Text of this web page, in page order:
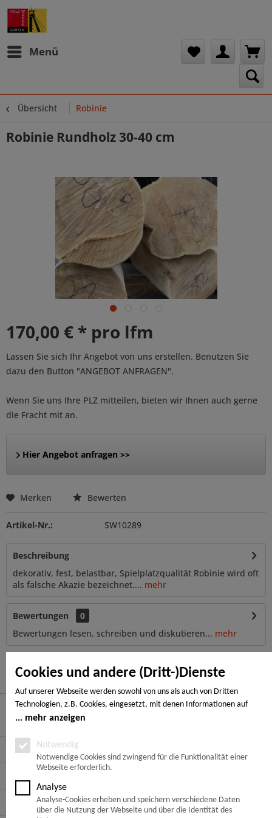
Cookies und andere (Dritt-)Dienste
Auf unserer Webseite werden sowohl von uns als auch von Dritten
Technologien, z.B. Cookies, eingesetzt, mit denen Informationen auf
Ihrem Endgerät gespeichert und/oder von Ihrem Endgerät abgerufen
Notwendige Cookies, Analyse-, Marketing- und Statistik-Cookies. Bei den
notwendigen Cookies handelt es sich um solche, die technisch notwendig
sind, um den von Ihnen gewünschten Dienst bereitzustellen, die übrigen
Cookies werden nur auf Grund einer von Ihnen erteilten Einwilligung
gesetzt. Die Einwilligung ist freiwillig. Personen, die das 16. Lebensjahr
noch nicht vollendet haben, benötigen die Zustimmung der
mehr anzeigen
Notwendig
Notwendige Cookies sind zwingend für die Funktionalität einer
Webseite erforderlich.
Analyse
Analyse-Cookies erheben und speichern verschiedene Daten
über die Nutzung der Webseite und über die Identität des
Menü
Übersicht Robinie
Robinie Rundholz 30-40 cm
170,00 € * pro lfm
Lassen Sie sich Ihr Angebot von uns erstellen. Benutzen Sie
dazu den Button "ANGEBOT ANFRAGEN".
Wenn Sie uns Ihre PLZ mitteilen, bieten wir Ihnen auch gerne
die Fracht mit an.
Hier Angebot anfragen >>
Merken Bewerten
Artikel-Nr.: SW10289
Beschreibung
dekorativ, fest, belastbar, Spielplatzqualität Robinie wird oft
als falsche Akazie bezeichnet.... mehr
Bewertungen
0
Bewertungen lesen, schreiben und diskutieren... mehr
Ähnliche Artikel
Hier finden Sie uns
Service Hotline
Informationen